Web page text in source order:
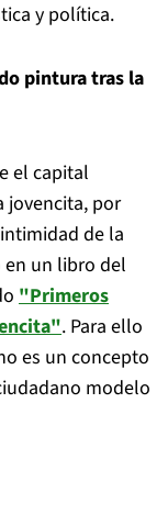
y política.
pintura tras la
el capital
jovencita, por
de la
en un libro del
"Primeros
. Para ello
es un concepto
modelo